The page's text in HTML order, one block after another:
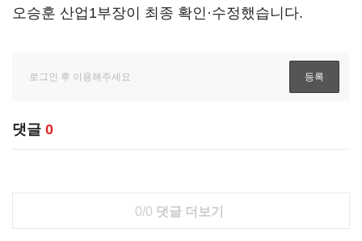
오승훈 산업1부장이 최종 확인·수정했습니다.
댓글 0
0/0 댓글 더보기